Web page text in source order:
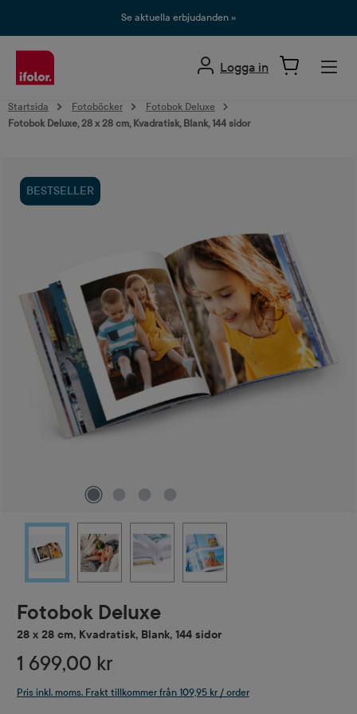
Se aktuella erbjudanden »
Logga in
Startsida Fotoböcker
Fotobok Deluxe
Fotobok Deluxe, 28 x 28 cm, Kvadratisk, Blank, 144 sidor
BESTSELLER
Fotobok Deluxe
28 x 28 cm, Kvadratisk, Blank, 144 sidor
1 699,00 kr
Pris inkl. moms. Frakt tillkommer från 109,95 kr / order